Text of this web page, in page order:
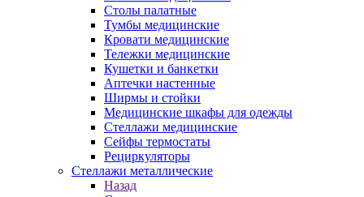
Столы палатные
Тумбы медицинские
Кровати медицинские
Тележки медицинские
Кушетки и банкетки
Аптечки настенные
Ширмы и стойки
Медицинские шкафы для одежды
Стеллажи медицинские
Сейфы термостаты
Рециркуляторы
Стеллажи металлические
Назад